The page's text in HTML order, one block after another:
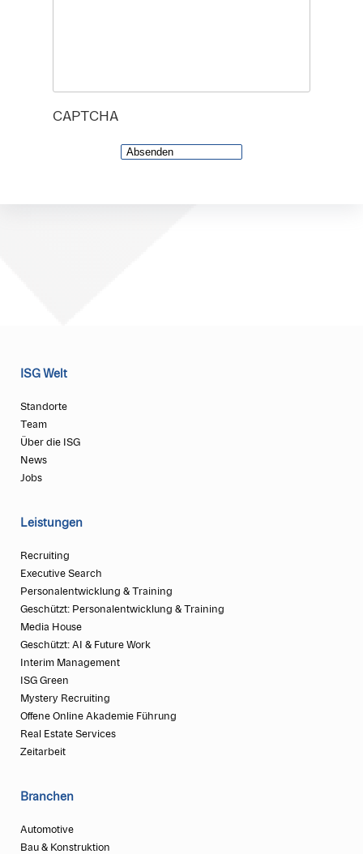
CAPTCHA
ISG Welt
Standorte
Team
Über die ISG
News
Jobs
Leistungen
Recruiting
Executive Search
Personalentwicklung & Training
Geschützt: Personalentwicklung & Training
Media House
Geschützt: AI & Future Work
Interim Management
ISG Green
Mystery Recruiting
Offene Online Akademie Führung
Real Estate Services
Zeitarbeit
Branchen
Automotive
Bau & Konstruktion